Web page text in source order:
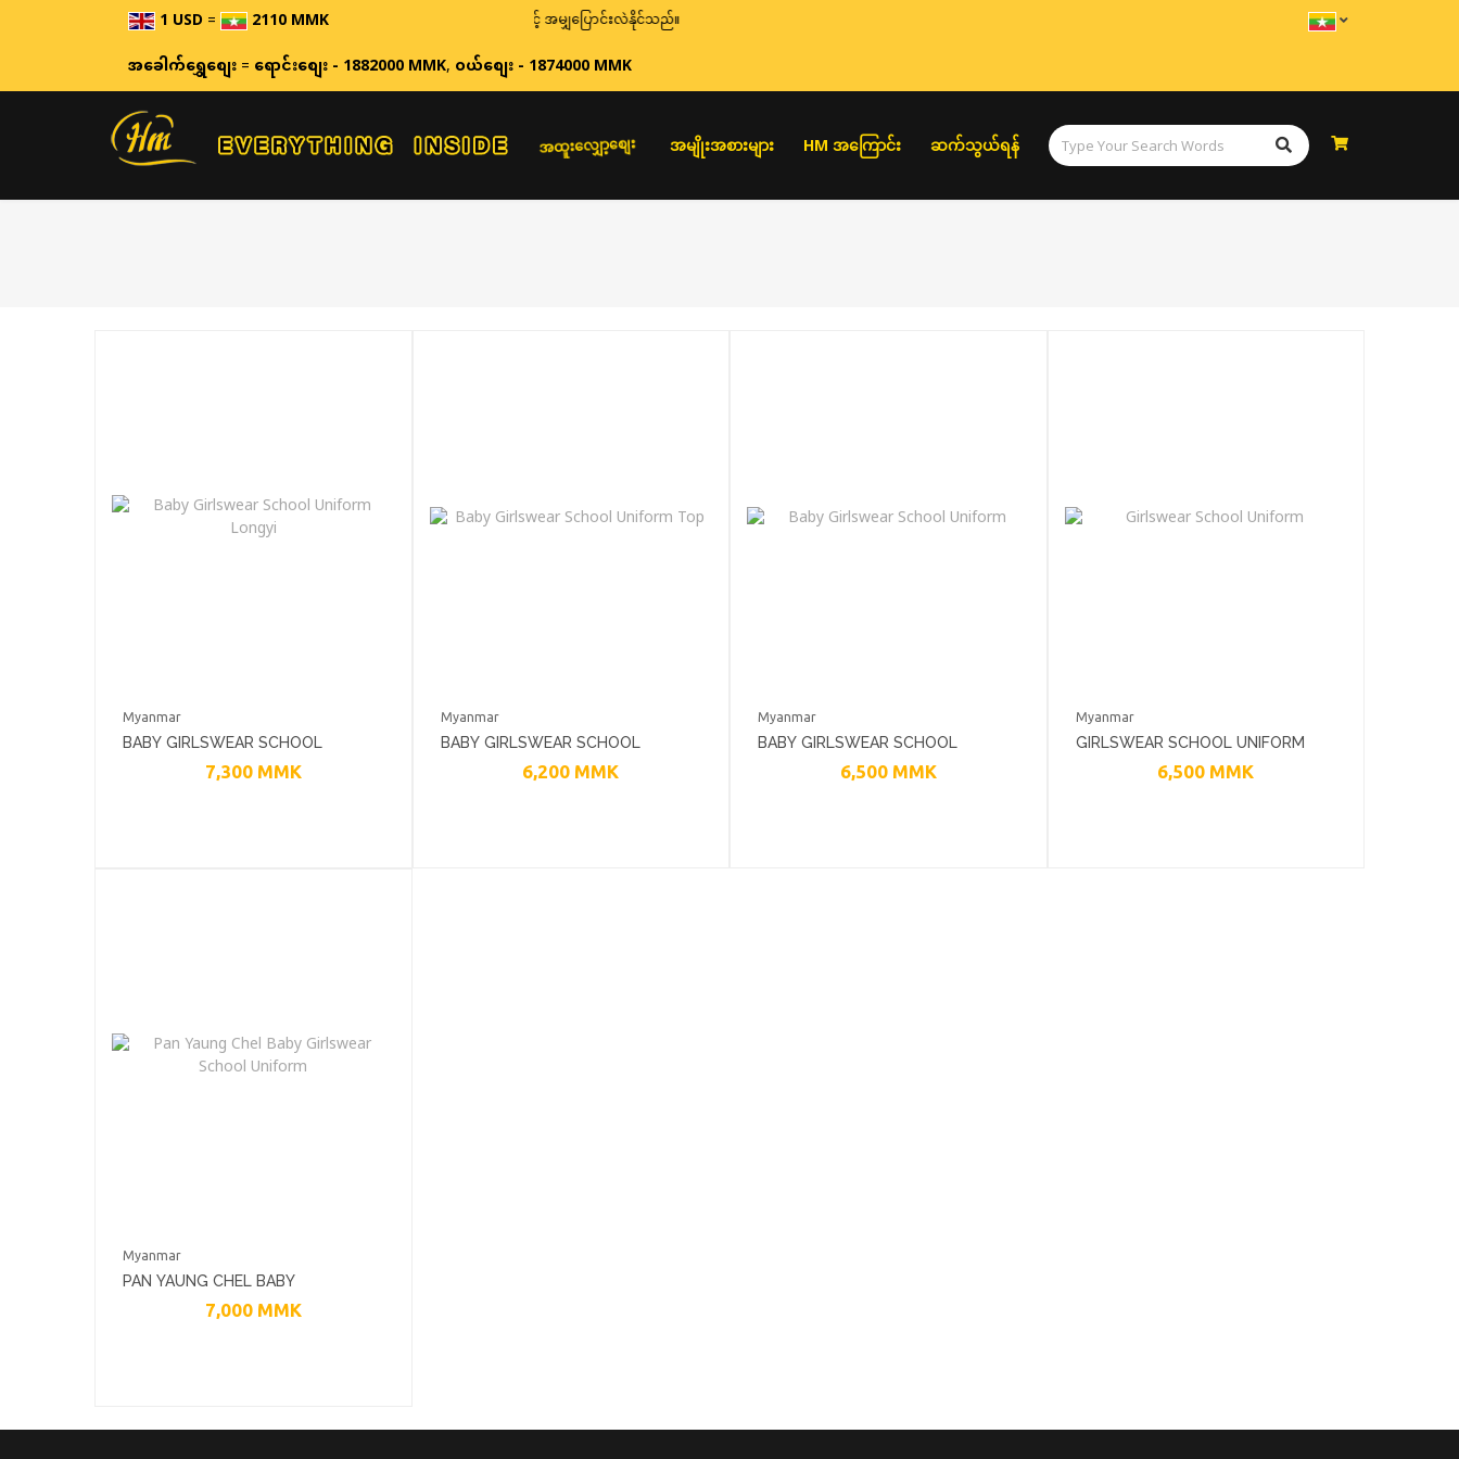
1 USD= 2110 MMK ဈေးနှုန်းများသည် အချိန်နှင့် အမျှပြောင်းလဲနိုင်သည်။
အခေါက်ရွှေစျေး=ရောင်းစျေး - 1882000 MMK,ဝယ်စျေး - 1874000 MMK
အထူးလျှော့စျေး အမျိုးအစားများ HM အကြောင်း ဆက်သွယ်ရန်
Myanmar
BABY GIRLSWEAR SCHOOL
UNIFORM LONGYI
7,300 MMK
Myanmar
BABY GIRLSWEAR SCHOOL
UNIFORM TOP6,200 MMK
Myanmar
BABY GIRLSWEAR SCHOOL
6,500 MMK
Myanmar
GIRLSWEAR SCHOOL UNIFORM
6,500 MMK
Myanmar
PAN YAUNG CHEL BABY
GIRLSWEAR SCHOOL UNIFORM
7,000 MMK